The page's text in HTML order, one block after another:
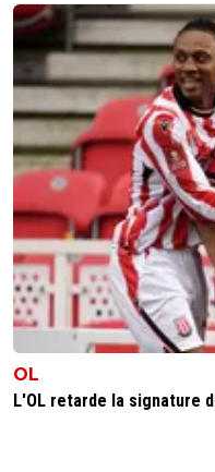
OL
L'OL retarde la signature